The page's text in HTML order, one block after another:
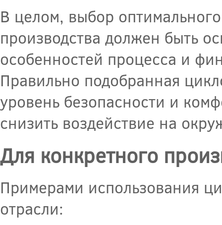
В целом, выбор
производства должен быть
особенностей процесса и
Правильно подобранная
уровень безопасности и
снизить воздействие на
Для конкретного
Примерами использования
отрасли: